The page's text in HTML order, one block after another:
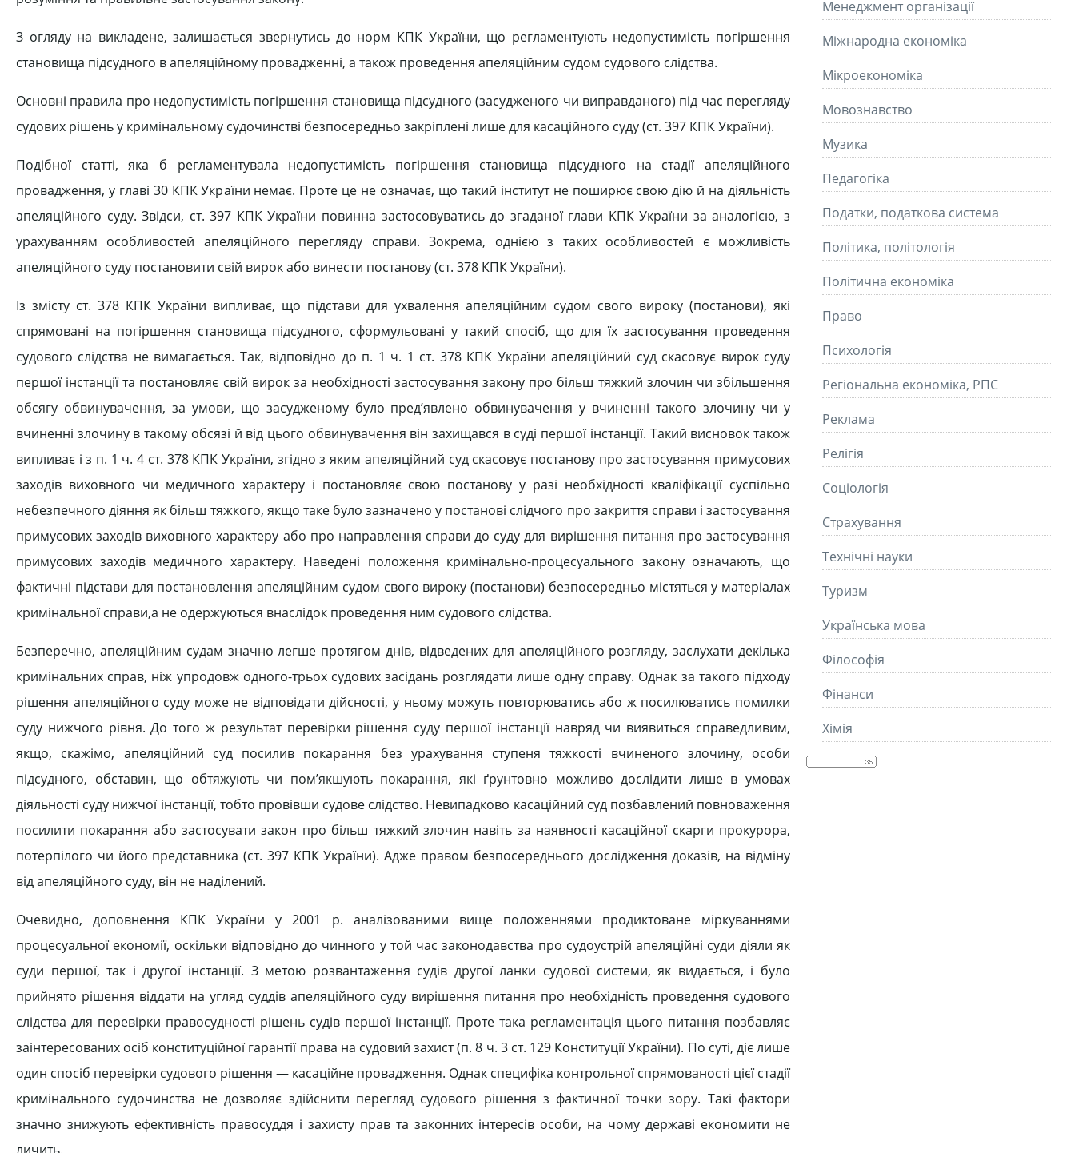
З огляду на викладене, залишається звернутись до норм КПК України, що регламентують недопустимість погіршення
становища підсудного в апеляційному провадженні, а також проведення апеляційним судом судового слідства.
Основні правила про недопустимість погіршення становища підсудного (засудженого чи виправданого) під час перегляду
судових рішень у кримінальному судочинстві безпосередньо закріплені лише для касаційного суду (ст. 397 КПК України).
Подібної статті, яка б регламентувала недопустимість погіршення становища підсудного на стадії апеляційного
провадження, у главі 30 КПК України немає. Проте це не означає, що такий інститут не поширює свою дію й на діяльність
апеляційного суду. Звідси, ст. 397 КПК України повинна застосовуватись до згаданої глави КПК України за аналогією, з
урахуванням особливостей апеляційного перегляду справи. Зокрема, однією з таких особливостей є можливість
апеляційного суду постановити свій вирок або винести постанову (ст. 378 КПК України).
Із змісту ст. 378 КПК України випливає, що підстави для ухвалення апеляційним судом свого вироку (постанови), які
спрямовані на погіршення становища підсудного, сформульовані у такий спосіб, що для їх застосування проведення
судового слідства не вимагається. Так, відповідно до п. 1 ч. 1 ст. 378 КПК України апеляційний суд скасовує вирок суду
першої інстанції та постановляє свій вирок за необхідності застосування закону про більш тяжкий злочин чи збільшення
обсягу обвинувачення, за умови, що засудженому було пред’явлено обвинувачення у вчиненні такого злочину чи у
вчиненні злочину в такому обсязі й від цього обвинувачення він захищався в суді першої інстанції. Такий висновок також
випливає і з п. 1 ч. 4 ст. 378 КПК України, згідно з яким апеляційний суд скасовує постанову про застосування примусових
заходів виховного чи медичного характеру і постановляє свою постанову у разі необхідності кваліфікації суспільно
небезпечного діяння як більш тяжкого, якщо таке було зазначено у постанові слідчого про закриття справи і застосування
примусових заходів виховного характеру або про направлення справи до суду для вирішення питання про застосування
примусових заходів медичного характеру. Наведені положення кримінально-процесуального закону означають, що
фактичні підстави для постановлення апеляційним судом свого вироку (постанови) безпосередньо містяться у матеріалах
кримінальної справи,а не одержуються внаслідок проведення ним судового слідства.
Безперечно, апеляційним судам значно легше протягом днів, відведених для апеляційного розгляду, заслухати декілька
кримінальних справ, ніж упродовж одного-трьох судових засідань розглядати лише одну справу. Однак за такого підходу
рішення апеляційного суду може не відповідати дійсності, у ньому можуть повторюватись або ж посилюватись помилки
суду нижчого рівня. До того ж результат перевірки рішення суду першої інстанції навряд чи виявиться справедливим,
якщо, скажімо, апеляційний суд посилив покарання без урахування ступеня тяжкості вчиненого злочину, особи
підсудного, обставин, що обтяжують чи пом’якшують покарання, які ґрунтовно можливо дослідити лише в умовах
діяльності суду нижчої інстанції, тобто провівши судове слідство. Невипадково касаційний суд позбавлений повноваження
посилити покарання або застосувати закон про більш тяжкий злочин навіть за наявності касаційної скарги прокурора,
потерпілого чи його представника (ст. 397 КПК України). Адже правом безпосереднього дослідження доказів, на відміну
від апеляційного суду, він не наділений.
Очевидно, доповнення КПК України у 2001 р. аналізованими вище положеннями продиктоване міркуваннями
процесуальної економії, оскільки відповідно до чинного у той час законодавства про судоустрій апеляційні суди діяли як
суди першої, так і другої інстанції. З метою розвантаження судів другої ланки судової системи, як видається, і було
прийнято рішення віддати на угляд суддів апеляційного суду вирішення питання про необхідність проведення судового
слідства для перевірки правосудності рішень судів першої інстанції. Проте така регламентація цього питання позбавляє
заінтересованих осіб конституційної гарантії права на судовий захист (п. 8 ч. 3 ст. 129 Конституції України). По суті, діє лише
один спосіб перевірки судового рішення — касаційне провадження. Однак специфіка контрольної спрямованості цієї стадії
кримінального судочинства не дозволяє здійснити перегляд судового рішення з фактичної точки зору. Такі фактори
значно знижують ефективність правосуддя і захисту прав та законних інтересів особи, на чому державі економити не
Менеджмент організації
Міжнародна економіка
Мікроекономіка
Мовознавство
Музика
Педагогіка
Податки, податкова система
Політика, політологія
Політична економіка
Право
Психологія
Регіональна економіка, РПС
Реклама
Релігія
Соціологія
Страхування
Технічні науки
Туризм
Українська мова
Філософія
Фінанси
Хімія